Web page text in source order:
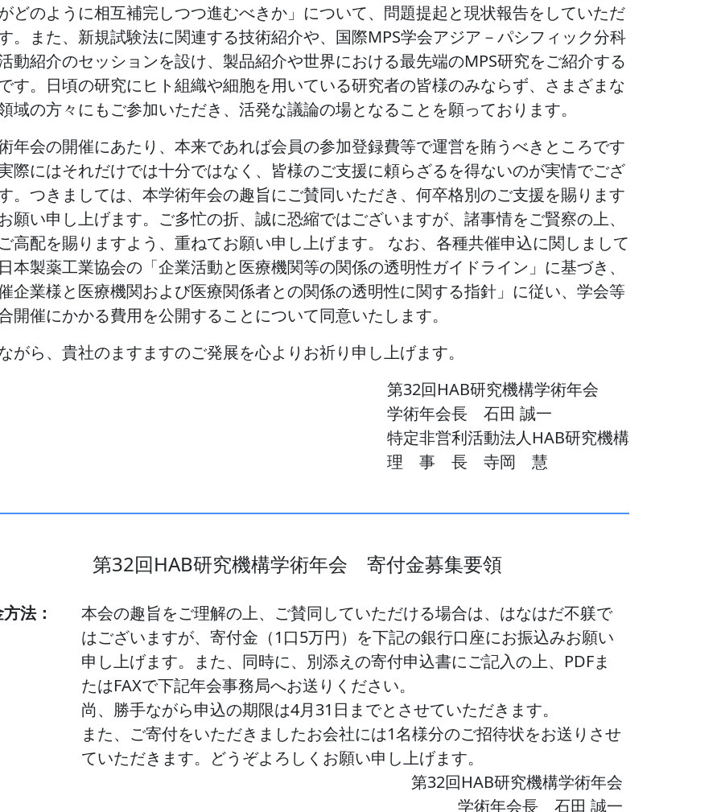
どのように相互補完しつつ進むべきか」について、問題提起と現状報告をしていただ
。また、新規試験法に関連する技術紹介や、国際MPS学会アジア－パシフィック分科
動紹介のセッションを設け、製品紹介や世界における最先端のMPS研究をご紹介する
す。日頃の研究にヒト組織や細胞を用いている研究者の皆様のみならず、さまざまな
域の方々にもご参加いただき、活発な議論の場となることを願っております。
年会の開催にあたり、本来であれば会員の参加登録費等で運営を賄うべきところです
際にはそれだけでは十分ではなく、皆様のご支援に頼らざるを得ないのが実情でござ
。つきましては、本学術年会の趣旨にご賛同いただき、何卒格別のご支援を賜ります
願い申し上げます。ご多忙の折、誠に恐縮ではございますが、諸事情をご賢察の上、
高配を賜りますよう、重ねてお願い申し上げます。 なお、各種共催申込に関しまして
本製薬工業協会の「企業活動と医療機関等の関係の透明性ガイドライン」に基づき、
企業様と医療機関および医療関係者との関係の透明性に関する指針」に従い、学会等
開催にかかる費用を公開することについて同意いたします。
がら、貴社のますますのご発展を心よりお祈り申し上げます。
第32回HAB研究機構学術年会
学術年会長 石田 誠一
特定非営利活動法人HAB研究機構
理 事 長 寺岡 慧
第32回HAB研究機構学術年会 寄付金募集要領
法：
本会の趣旨をご理解の上、ご賛同していただける場合は、はなはだ不躾で
はございますが、寄付金（1口5万円）を下記の銀行口座にお振込みお願い
申し上げます。また、同時に、別添えの寄付申込書にご記入の上、PDFま
たはFAXで下記年会事務局へお送りください。
尚、勝手ながら申込の期限は4月31日までとさせていただきます。
また、ご寄付をいただきましたお会社には1名様分のご招待状をお送りさせ
ていただきます。どうぞよろしくお願い申し上げます。
第32回HAB研究機構学術年会
学術年会長 石田 誠一